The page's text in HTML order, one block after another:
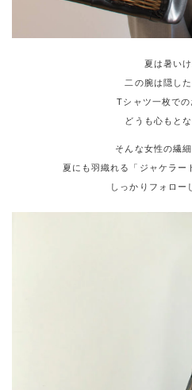
夏は暑い
二の腕は隠し
Tシャツ一枚での
どうも心もと
そんな女性の繊
夏にも羽織れる「ジャケラー
しっかりフォロー